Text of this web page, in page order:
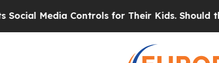
Media Controls for Their Kids. Should the US?